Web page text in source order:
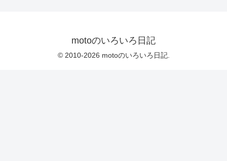
motoのいろいろ日記
© 2010-2026 motoのいろいろ日記.